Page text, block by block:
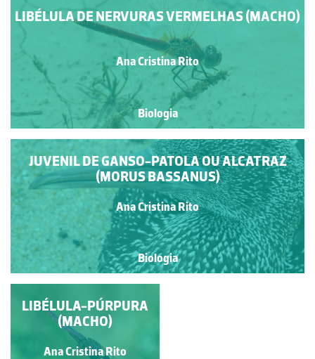
LIBÉLULA DE NERVURAS VERMELHAS (MACHO)
Ana Cristina Rito
Biologia
JUVENIL DE GANSO-PATOLA OU ALCATRAZ
(MORUS BASSANUS)
Ana Cristina Rito
Biologia
CASAL DE LIBÉLULA
IMPERADOR-MENOR
(ANAX PARTHENOPE)
Ana Cristina Rito
LIBÉLULA-PÚRPURA
(MACHO)
Ana Cristina Rito